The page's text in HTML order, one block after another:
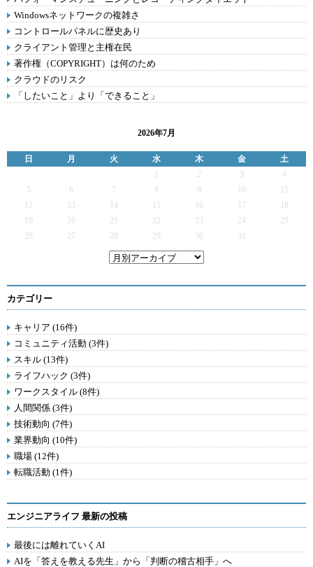
Windowsネットワークの複雑さ
コントロールパネルに歴史あり
クライアント管理と主権在民
著作権（COPYRIGHT）は何のため
クラウドのリスク
「したいこと」より「できること」
2026年7月
日 月 火 水 木 金
土
2 3
4
5
6 7 9
12
13 14 15 16 17
19
20 21 22 23 24
25
26
27 28 29 30 31
カテゴリー
キャリア (16件)
コミュニティ活動 (3件)
スキル (13件)
ライフハック (3件)
ワークスタイル (8件)
人間関係 (3件)
技術動向 (7件)
業界動向 (10件)
職場 (12件)
転職活動 (1件)
エンジニアライフ 最新の投稿
最後には離れていくAI
AIを「答えを教える先生」から「判断の稽古相手」へ